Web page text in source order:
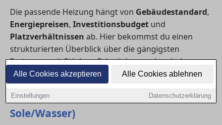
Alle Cookies akzeptieren Alle Cookies ablehnen
Einstellungen Datenschutzerklärung
Die passende Heizung hängt von Gebäudestandard,
Energiepreisen, Investitionsbudget und
Platzverhältnissen ab. Hier bekommst du einen
strukturierten Überblick über die gängigsten
Systeme – mit Stärken, Schwächen und typischen
Einsatzbereichen.
1) Wärmepumpe (Luft/Wasser,
Sole/Wasser)